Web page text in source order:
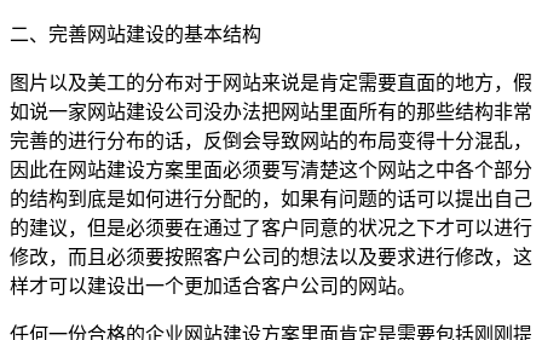
二、完善网站建设的基本结构
图片以及美工的分布对于网站来说是肯定需要直面的地方，假
如说一家网站建设公司没办法把网站里面所有的那些结构非常
完善的进行分布的话，反倒会导致网站的布局变得十分混乱，
因此在网站建设方案里面必须要写清楚这个网站之中各个部分
的结构到底是如何进行分配的，如果有问题的话可以提出自己
的建议，但是必须要在通过了客户同意的状况之下才可以进行
修改，而且必须要按照客户公司的想法以及要求进行修改，这
样才可以建设出一个更加适合客户公司的网站。
任何一份合格的企业网站建设方案里面肯定是需要包括刚刚提